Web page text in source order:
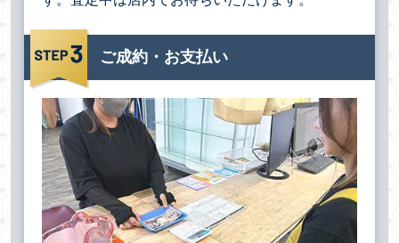
ご成約・お支払い